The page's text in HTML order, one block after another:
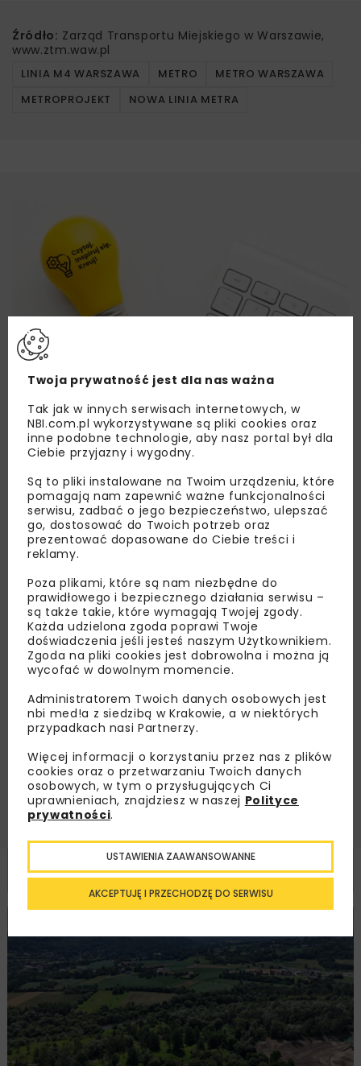
Źródło: Zarząd Transportu Miejskiego w Warszawie,
www.ztm.waw.pl
LINIA M4 WARSZAWA METRO
METRO WARSZAWA
METROPROJEKT
NOWA LINIA METRA
Lubisz wiedzieć więcej?
Zapisz się do newslettera aby otrzymywać od
nas najlepsze informacje branżowe,
zaproszenia na wydarzenia, atrakcyjne oferty i
dedykowane akcje specjalne.
Zapoznałam/em się zPolityką Prywatnościi
Regulaminem oraz wyrażam zgodę na otrzymywanie na
podany przeze mnie adres e-mail korespondencji
handlowej w postaci newslettera.
ZAPISZ MNIE
Powiązane artykuły
Twoja prywatność jest dla nas ważna
Tak jak w innych serwisach internetowych, w
NBI.com.pl wykorzystywane są pliki cookies oraz
inne podobne technologie, aby nasz portal był dla
Ciebie przyjazny i wygodny.
Są to pliki instalowane na Twoim urządzeniu, które
pomagają nam zapewnić ważne funkcjonalności
serwisu, zadbać o jego bezpieczeństwo, ulepszać
go, dostosować do Twoich potrzeb oraz
prezentować dopasowane do Ciebie treści i
reklamy.
Poza plikami, które są nam niezbędne do
prawidłowego i bezpiecznego działania serwisu –
są także takie, które wymagają Twojej zgody.
Każda udzielona zgoda poprawi Twoje
doświadczenia jeśli jesteś naszym Użytkownikiem.
Zgoda na pliki cookies jest dobrowolna i można ją
wycofać w dowolnym momencie.
Administratorem Twoich danych osobowych jest
nbi med!a z siedzibą w Krakowie, a w niektórych
przypadkach nasi Partnerzy.
Więcej informacji o korzystaniu przez nas z plików
cookies oraz o przetwarzaniu Twoich danych
osobowych, w tym o przysługujących Ci
uprawnieniach, znajdziesz w naszej Polityce
prywatności.
AKCEPTUJĘ I PRZECHODZĘ DO SERWISU
USTAWIENIA ZAAWANSOWANNE